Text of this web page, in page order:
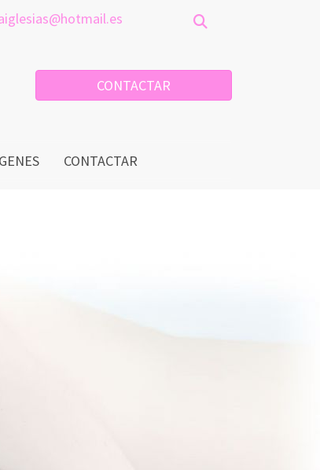
hotmail.es
CONTACTAR
CONTACTAR